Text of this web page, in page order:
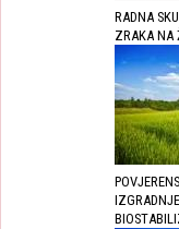
RADNA
ZRAKA NA